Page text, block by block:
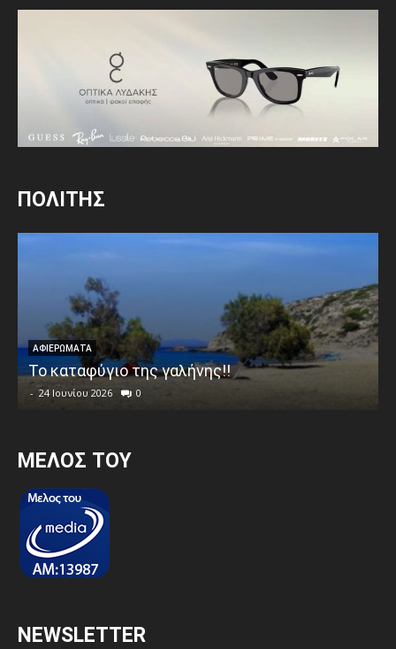
ΠΟΛΙΤΗΣ
ΑΦΙΕΡΩΜΑΤΑ
Το καταφύγιο της γαλήνης!!
- 24 Ιουνίου 2026 0
MEΛΟΣ ΤΟΥ
NEWSLETTER